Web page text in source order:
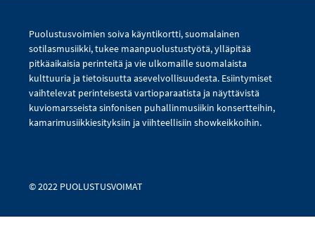
Puolustusvoimien soiva käyntikortti, suomalainen
sotilasmusiikki, tukee maanpuolustustyötä, ylläpitää
pitkäaikaisia perinteitä ja vie ulkomaille suomalaista
kulttuuria ja tietoisuutta asevelvollisuudesta. Esiintymiset
vaihtelevat perinteisestä vartioparaatista ja näyttävistä
kuviomarsseista sinfonisen puhallinmusiikin konsertteihin,
kamarimusiikkiesityksiin ja viihteellisiin showkeikkoihin.
© 2022 PUOLUSTUSVOIMAT